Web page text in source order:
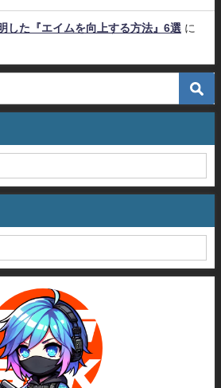
した『エイムを向上する方法』6選 に